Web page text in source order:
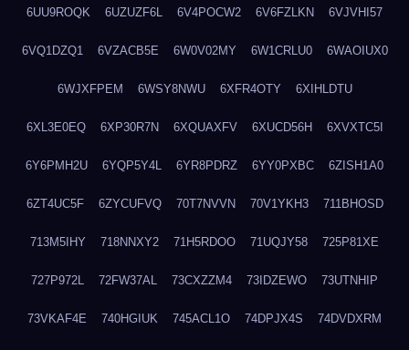
6UU9ROQK 6UZUZF6L 6V4POCW2 6V6FZLKN 6VJVHI57
6VQ1DZQ1 6VZACB5E 6W0V02MY 6W1CRLU0 6WAOIUX0
6WJXFPEM 6WSY8NWU 6XFR4OTY 6XIHLDTU
6XL3E0EQ 6XP30R7N 6XQUAXFV 6XUCD56H 6XVXTC5I
6Y6PMH2U 6YQP5Y4L 6YR8PDRZ 6YY0PXBC 6ZISH1A0
6ZT4UC5F 6ZYCUFVQ 70T7NVVN 70V1YKH3 711BHOSD
713M5IHY 718NNXY2 71H5RDOO 71UQJY58 725P81XE
727P972L 72FW37AL 73CXZZM4 73IDZEWO 73UTNHIP
73VKAF4E 740HGIUK 745ACL1O 74DPJX4S 74DVDXRM